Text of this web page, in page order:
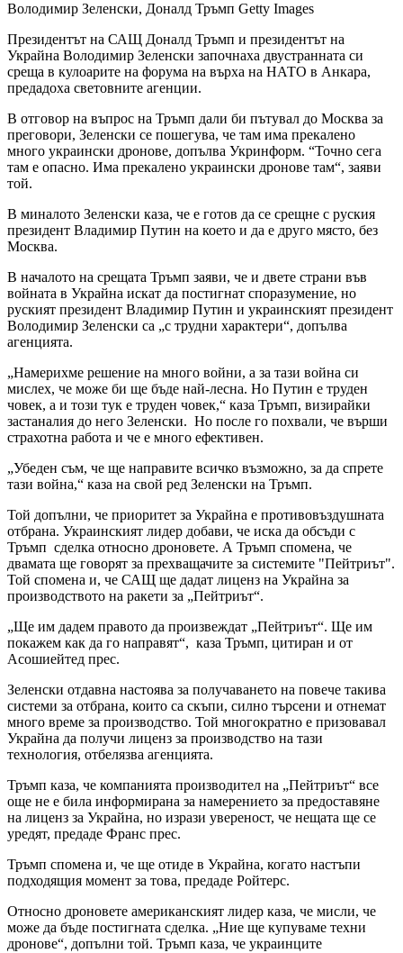
Володимир Зеленски, Доналд Тръмп Getty Images
Президентът на САЩ Доналд Тръмп и президентът на
Украйна Володимир Зеленски започнаха двустранната си
среща в кулоарите на форума на върха на НАТО в Анкара,
предадоха световните агенции.
В отговор на въпрос на Тръмп дали би пътувал до Москва за
преговори, Зеленски се пошегува, че там има прекалено
много украински дронове, допълва Укринформ. “Точно сега
там е опасно. Има прекалено украински дронове там“, заяви
той.
В миналото Зеленски каза, че е готов да се срещне с руския
президент Владимир Путин на което и да е друго място, без
Москва.
В началото на срещата Тръмп заяви, че и двете страни във
войната в Украйна искат да постигнат споразумение, но
руският президент Владимир Путин и украинският президент
Володимир Зеленски са „с трудни характери“, допълва
агенцията.
„Намерихме решение на много войни, а за тази война си
мислех, че може би ще бъде най-лесна. Но Путин е труден
човек, а и този тук е труден човек,“ каза Тръмп, визирайки
застаналия до него Зеленски. Но после го похвали, че върши
страхотна работа и че е много ефективен.
„Убеден съм, че ще направите всичко възможно, за да спрете
тази война,“ каза на свой ред Зеленски на Тръмп.
Той допълни, че приоритет за Украйна е противовъздушната
отбрана. Украинският лидер добави, че иска да обсъди с
Тръмп сделка относно дроновете. А Тръмп спомена, че
двамата ще говорят за прехващачите за системите "Пейтриът".
Той спомена и, че САЩ ще дадат лиценз на Украйна за
производството на ракети за „Пейтриът“.
„Ще им дадем правото да произвеждат „Пейтриът“. Ще им
покажем как да го направят“, каза Тръмп, цитиран и от
Асошиейтед прес.
Зеленски отдавна настоява за получаването на повече такива
системи за отбрана, които са скъпи, силно търсени и отнемат
много време за производство. Той многократно е призовавал
Украйна да получи лиценз за производство на тази
технология, отбелязва агенцията.
Тръмп каза, че компанията производител на „Пейтриът“ все
още не е била информирана за намерението за предоставяне
на лиценз за Украйна, но изрази увереност, че нещата ще се
уредят, предаде Франс прес.
Тръмп спомена и, че ще отиде в Украйна, когато настъпи
подходящия момент за това, предаде Ройтерс.
Относно дроновете американският лидер каза, че мисли, че
може да бъде постигната сделка. „Ние ще купуваме техни
дронове“, допълни той. Тръмп каза, че украинците